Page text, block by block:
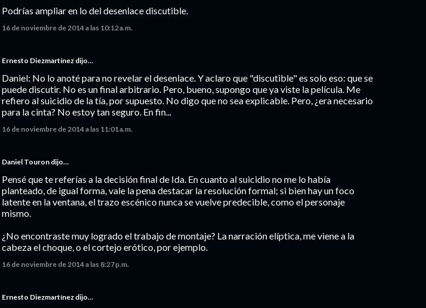
Podrías ampliar en lo del desenlace discutible.
16 de noviembre de 2014 a las 10:12 a.m.
Ernesto Diezmartínez dijo…
Daniel: No lo anoté para no revelar el desenlace. Y aclaro que "discutible" es solo eso: que se
puede discutir. No es un final arbitrario. Pero, bueno, supongo que ya viste la película. Me
refiero al suicidio de la tía, por supuesto. No digo que no sea explicable. Pero, ¿era necesario
para la cinta? No estoy tan seguro. En fin...
16 de noviembre de 2014 a las 11:01 a.m.
Daniel Touron dijo…
Pensé que te referías a la decisión final de Ida. En cuanto al suicidio no me lo había
planteado, de igual forma, vale la pena destacar la resolución formal; si bien hay un foco
latente en la ventana, el trazo escénico nunca se vuelve predecible, como el personaje
mismo.
¿No encontraste muy logrado el trabajo de montaje? La narración elíptica, me viene a la
cabeza el choque, o el cortejo erótico, por ejemplo.
16 de noviembre de 2014 a las 8:27 p.m.
Ernesto Diezmartínez dijo…